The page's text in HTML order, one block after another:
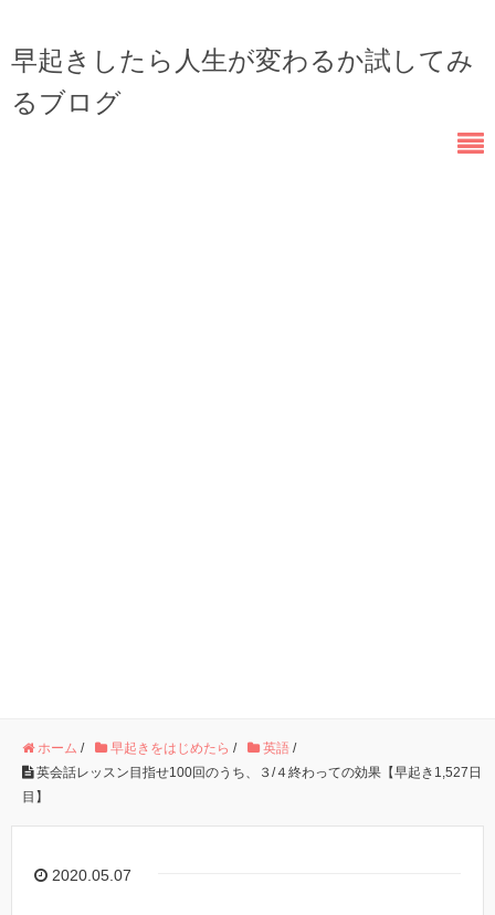
早起きしたら人生が変わるか試してみ
るブログ
ホーム / 早起きをはじめたら / 英語 /
英会話レッスン目指せ100回のうち、３/４終わっての効果【早起き1,527日
目】
2020.05.07